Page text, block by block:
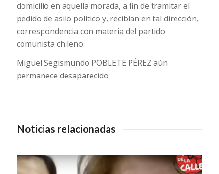
domicilio en aquella morada, a fin de tramitar el
pedido de asilo político y, recibían en tal dirección,
correspondencia con materia del partido
comunista chileno.
Miguel Segismundo POBLETE PÉREZ aún
permanece desaparecido.
Noticias relacionadas